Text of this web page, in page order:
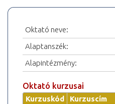
Oktató neve:
Alaptanszék:
Alapintézmény:
Oktató kurzusai
Kurzuskód Kurzuscím